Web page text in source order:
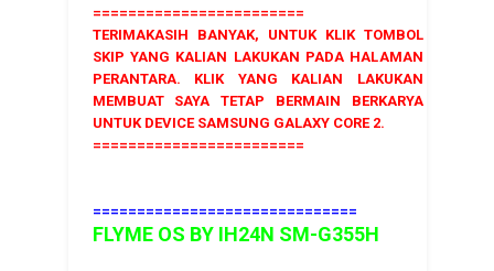
========================
TERIMAKASIH BANYAK, UNTUK KLIK TOMBOL
SKIP YANG KALIAN LAKUKAN PADA HALAMAN
PERANTARA. KLIK YANG KALIAN LAKUKAN
MEMBUAT SAYA TETAP BERMAIN BERKARYA
UNTUK DEVICE SAMSUNG GALAXY CORE 2.
========================
==============================
FLYME OS BY IH24N SM-G355H